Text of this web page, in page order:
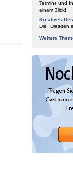
Termine und
einem Blick!
Kreatives
Die "Dresden
Weitere